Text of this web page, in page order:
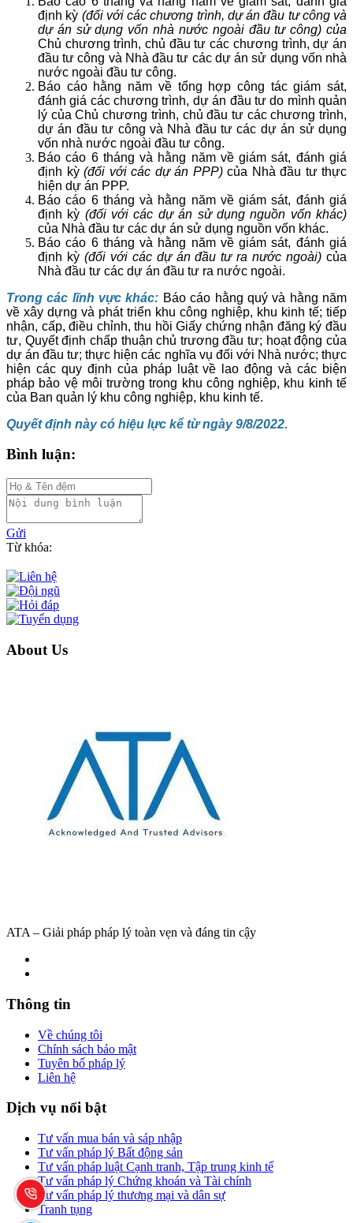
định kỳ (đối với các chương trình, dự án đầu tư công và
dự án sử dụng vốn nhà nước ngoài đầu tư công) của
Chủ chương trình, chủ đầu tư các chương trình, dự án
đầu tư công và Nhà đầu tư các dự án sử dụng vốn nhà
nước ngoài đầu tư công.
Báo cáo hằng năm về tổng hợp công tác giám sát,
đánh giá các chương trình, dự án đầu tư do mình quản
lý của Chủ chương trình, chủ đầu tư các chương trình,
dự án đầu tư công và Nhà đầu tư các dự án sử dụng
vốn nhà nước ngoài đầu tư công.
Báo cáo 6 tháng và hằng năm về giám sát, đánh giá
định kỳ (đối với các dự án PPP) của Nhà đầu tư thực
hiện dự án PPP.
Báo cáo 6 tháng và hằng năm về giám sát, đánh giá
định kỳ (đối với các dự án sử dụng nguồn vốn khác)
của Nhà đầu tư các dự án sử dụng nguồn vốn khác.
Báo cáo 6 tháng và hằng năm về giám sát, đánh giá
định kỳ (đối với các dự án đầu tư ra nước ngoài)của
Nhà đầu tư các dự án đầu tư ra nước ngoài.
Trong các lĩnh vực khác: Báo cáo hằng quý và hằng năm
về xây dựng và phát triển khu công nghiệp, khu kinh tế; tiếp
nhận, cấp, điều chỉnh, thu hồi Giấy chứng nhận đăng ký đầu
tư, Quyết định chấp thuận chủ trương đầu tư; hoạt động của
dự án đầu tư; thực hiện các nghĩa vụ đối với Nhà nước; thực
hiện các quy định của pháp luật về lao động và các biện
pháp bảo vệ môi trường trong khu công nghiệp, khu kinh tế
của Ban quản lý khu công nghiệp, khu kinh tế.
Quyết định này có hiệu lực kể từ ngày 9/8/2022.
Bình luận:
Gửi
Từ khóa:
About Us
ATA – Giải pháp pháp lý toàn vẹn và đáng tin cậy
Thông tin
Về chúng tôi
Chính sách bảo mật
Tuyên bố pháp lý
Liên hệ
Dịch vụ nổi bật
Tư vấn mua bán và sáp nhập
Tư vấn pháp lý Bất động sản
Tư vấn pháp luật Cạnh tranh, Tập trung kinh tế
Tư vấn pháp lý Chứng khoán và Tài chính
Tư vấn pháp lý thương mại và dân sự
Tranh tụng